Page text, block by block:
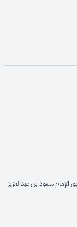
opens in
الإمام سعود بن عبدالعزيز